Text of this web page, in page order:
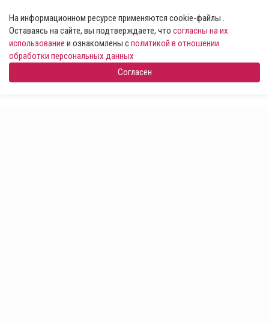
На информационном ресурсе применяются cookie-файлы .
Оставаясь на сайте, вы подтверждаете, что согласны на их
использование и ознакомлены сполитикой в отношении
обработки персональных данных
Согласен